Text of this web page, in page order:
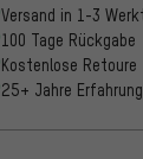
Versand in 1-3
100 Tage Rückgabe
Kostenlose Retoure
25+ Jahre Erfahrung